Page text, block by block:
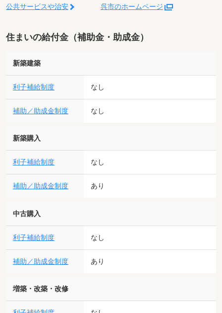
公共サービスや治安 呉市のホームページ
住まいの給付金（補助金・助成金）
新築建築
利子補給制度 なし
補助／助成金制度 なし
新築購入
利子補給制度 なし
補助／助成金制度 あり
中古購入
利子補給制度 なし
補助／助成金制度 あり
増築・改築・改修